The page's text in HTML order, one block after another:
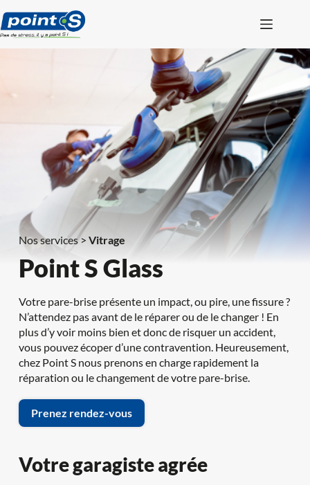
au
contenu
Nos services > Vitrage
Point S Glass
Votre pare-brise présente un impact, ou pire, une fissure ?
N’attendez pas avant de le réparer ou de le changer ! En
plus d’y voir moins bien et donc de risquer un accident,
vous pouvez écoper d’une contravention. Heureusement,
chez Point S nous prenons en charge rapidement la
réparation ou le changement de votre pare-brise.
Prenez rendez-vous
Votre garagiste agrée